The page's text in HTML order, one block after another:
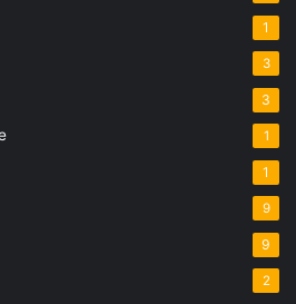
1
3
3
1
1
9
9
2